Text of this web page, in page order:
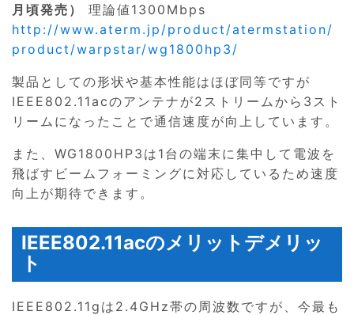
月頃発売）
理論値1300Mbps
http://www.aterm.jp/product/atermstation/
product/warpstar/wg1800hp3/
製品としての形状や基本性能はほぼ同等ですが
IEEE802.11acのアンテナが2ストリームから3スト
リームになったことで通信速度が向上しています。
また、WG1800HP3は1台の端末に集中して電波を
飛ばすビームフォーミングに対応しているため速度
向上が期待できます。
IEEE802.11acのメリットデメリッ
ト
IEEE802.11gは2.4GHz帯の周波数ですが、今最も